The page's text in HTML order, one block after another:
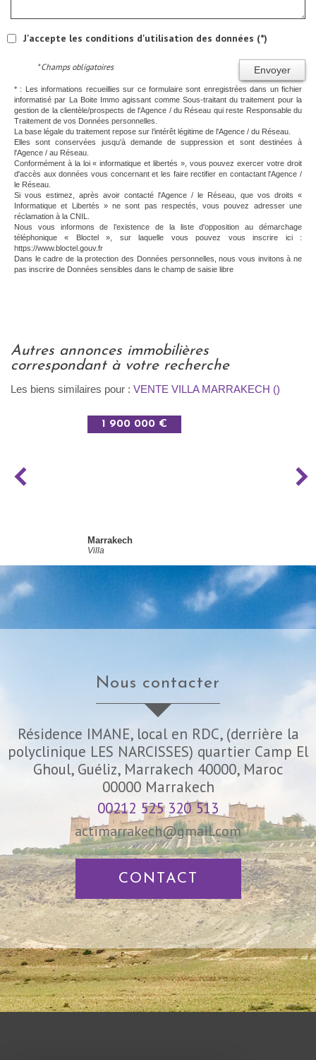
J'accepte les conditions d'utilisation des données (*)
Envoyer
* Champs obligatoires
* : Les informations recueillies sur ce formulaire sont enregistrées dans un fichier
informatisé par La Boite Immo agissant comme Sous-traitant du traitement pour la
gestion de la clientèle/prospects de l'Agence / du Réseau qui reste Responsable du
Traitement de vos Données personnelles.
La base légale du traitement repose sur l’intérêt légitime de l'Agence / du Réseau.
Elles sont conservées jusqu'à demande de suppression et sont destinées à
l'Agence / au Réseau.
Conformément à la loi « informatique et libertés », vous pouvez exercer votre droit
d'accès aux données vous concernant et les faire rectifier en contactant l'Agence /
le Réseau.
Si vous estimez, après avoir contacté l'Agence / le Réseau, que vos droits «
Informatique et Libertés » ne sont pas respectés, vous pouvez adresser une
réclamation à la CNIL.
Nous vous informons de l’existence de la liste d'opposition au démarchage
téléphonique « Bloctel », sur laquelle vous pouvez vous inscrire ici :
https://www.bloctel.gouv.fr
Dans le cadre de la protection des Données personnelles, nous vous invitons à ne
pas inscrire de Données sensibles dans le champ de saisie libre
autres annonces immobilières
correspondant à votre recherche
Les biens similaires pour : VENTE VILLA MARRAKECH ()
1 900 000 €
Marrakech
Villa
nous contacter
Résidence IMANE, local en RDC, (derrière la
polyclinique LES NARCISSES) quartier Camp El
Ghoul, Guéliz, Marrakech 40000, Maroc
00000 Marrakech
00212 525 320 513
actimarrakech@gmail.com
CONTACT